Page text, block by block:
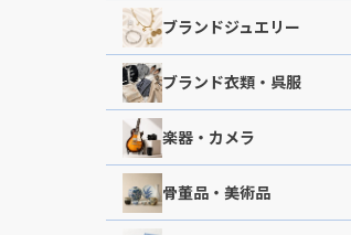
ブランドジュエリー
ブランド衣類・呉服
楽器・カメラ
骨董品・美術品